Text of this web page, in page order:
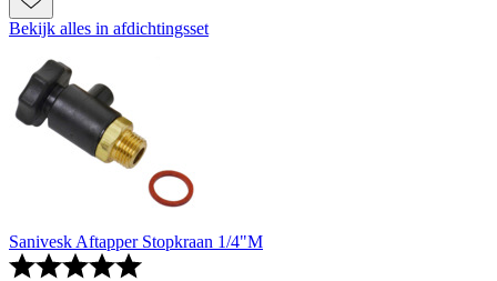
Bekijk alles in afdichtingsset
Sanivesk Aftapper Stopkraan 1/4"M